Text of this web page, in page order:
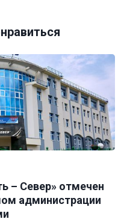
– Север» отмечен
администрации